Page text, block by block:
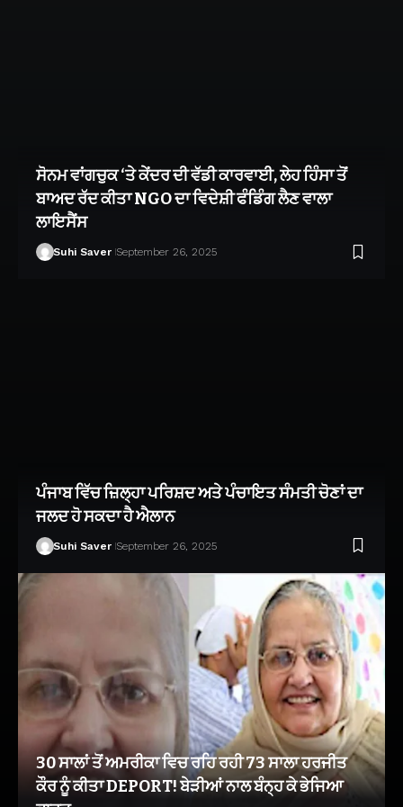
ਸੋਨਮ ਵਾਂਗਚੁਕ ‘ਤੇ ਕੇਂਦਰ ਦੀ ਵੱਡੀ ਕਾਰਵਾਈ, ਲੇਹ ਹਿੰਸਾ ਤੋਂ
ਬਾਅਦ ਰੱਦ ਕੀਤਾ NGO ਦਾ ਵਿਦੇਸ਼ੀ ਫੰਡਿੰਗ ਲੈਣ ਵਾਲਾ
ਲਾਇਸੈਂਸ
Suhi Saver September 26, 2025
ਪੰਜਾਬ ਵਿੱਚ ਜ਼ਿਲ੍ਹਾ ਪਰਿਸ਼ਦ ਅਤੇ ਪੰਚਾਇਤ ਸੰਮਤੀ ਚੋਣਾਂ ਦਾ
ਜਲਦ ਹੋ ਸਕਦਾ ਹੈ ਐਲਾਨ
Suhi Saver September 26, 2025
30 ਸਾਲਾਂ ਤੋਂ ਅਮਰੀਕਾ ਵਿਚ ਰਹਿ ਰਹੀ 73 ਸਾਲਾ ਹਰਜੀਤ
ਕੌਰ ਨੂੰ ਕੀਤਾ DEPORT! ਬੇੜੀਆਂ ਨਾਲ ਬੰਨ੍ਹ ਕੇ ਭੇਜਿਆ